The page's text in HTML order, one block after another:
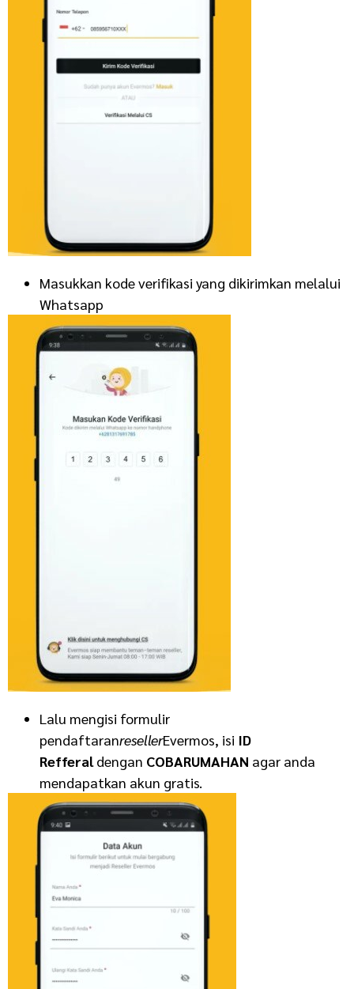
Masukkan kode verifikasi yang dikirimkan melalui
Whatsapp
Lalu mengisi formulir
pendaftaranresellerEvermos, isi ID
Refferaldengan COBARUMAHAN agar anda
mendapatkan akun gratis.